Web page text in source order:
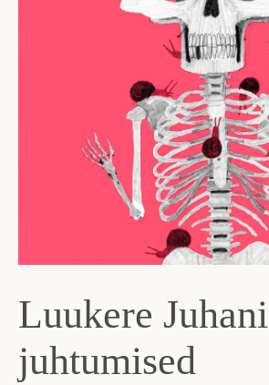
Luukere Juhani
juhtumised